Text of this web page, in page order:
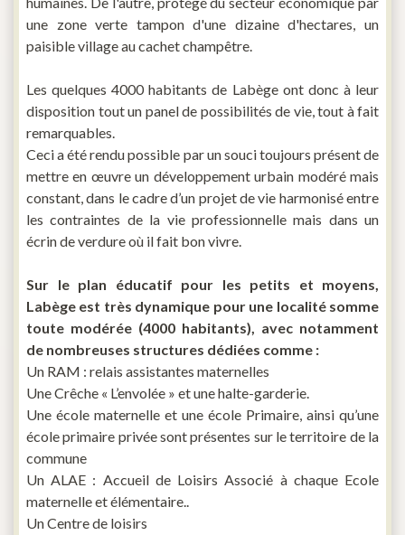
une zone verte tampon d'une dizaine d'hectares, un
paisible village au cachet champêtre.
Les quelques 4000 habitants de Labège ont donc à leur
disposition tout un panel de possibilités de vie, tout à fait
remarquables.
Ceci a été rendu possible par un souci toujours présent de
mettre en œuvre un développement urbain modéré mais
constant, dans le cadre d’un projet de vie harmonisé entre
les contraintes de la vie professionnelle mais dans un
écrin de verdure où il fait bon vivre.
Sur le plan éducatif pour les petits et moyens,
Labège est très dynamique pour une localité somme
toute modérée (4000 habitants), avec notamment
de nombreuses structures dédiées comme :
Un RAM : relais assistantes maternelles
Une Crêche « L’envolée » et une halte-garderie.
Une école maternelle et une école Primaire, ainsi qu’une
école primaire privée sont présentes sur le territoire de la
commune
Un ALAE : Accueil de Loisirs Associé à chaque Ecole
maternelle et élémentaire..
Un Centre de loisirs